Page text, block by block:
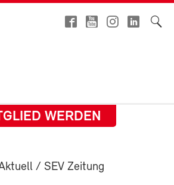
WERDEN
/ SEV Zeitung